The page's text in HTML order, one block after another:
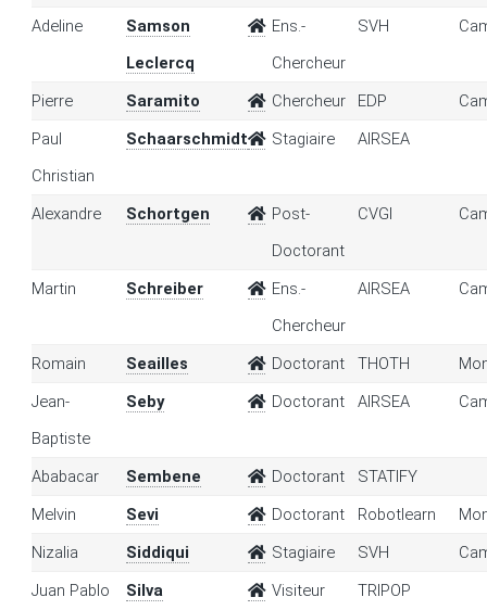
Adeline
Samson
Leclercq
Ens.-
Chercheur
SVH
Pierre Saramito Chercheur EDP
Paul
Christian
Schaarschmidt Stagiaire AIRSEA
Alexandre Schortgen
Post-
Doctorant
CVGI
Martin Schreiber
Ens.-
Chercheur
AIRSEA
Romain Seailles Doctorant THOTH
Jean-
Baptiste
Seby Doctorant AIRSEA
Ababacar Sembene Doctorant
STATIFY
Melvin
Sevi Doctorant Robotlearn
Nizalia
Siddiqui Stagiaire SVH
Juan Pablo
Silva
Visiteur TRIPOP